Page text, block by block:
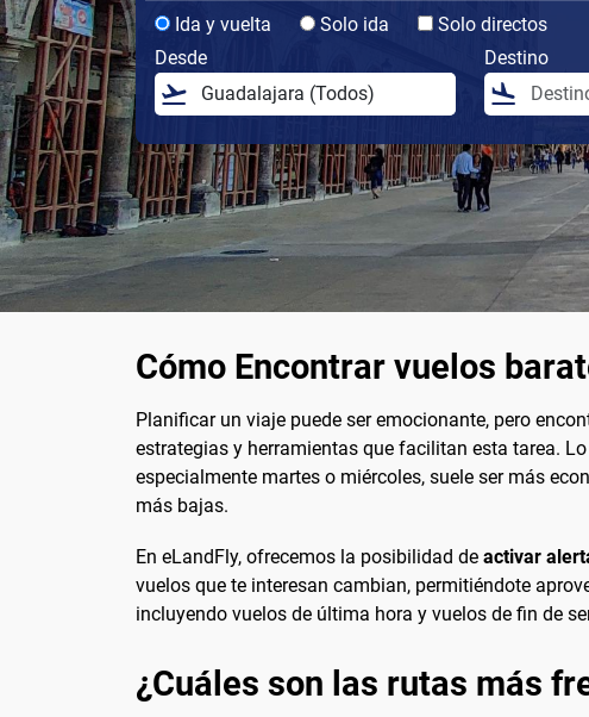
Ida y vuelta Solo ida
Solo directos
Desde
Destino
Cómo Encontrar vuelos
Planificar un viaje puede ser emocionante, pero
estrategias y herramientas que facilitan esta tarea.
especialmente martes o miércoles, suele ser más
más bajas.
En eLandFly, ofrecemos la posibilidad de activar
vuelos que te interesan cambian, permitiéndote
incluyendo vuelos de última hora y vuelos de fin de
¿Cuáles son las rutas más